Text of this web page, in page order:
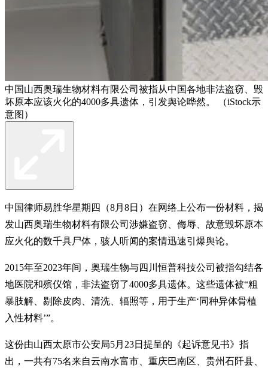
中国山西奥瑞生物材料有限公司被指从中国各地非法盗窃、毁
坏原本应该火化的4000多具遗体，引发舆论哗然。 （iStock示
意图）
中国律师易胜华星期四（8月8日）在网络上公布一份材料，揭
发山西奥瑞生物材料有限公司涉嫌盗窃、侮辱、故意毁坏原本
应火化的数千具尸体，骇人听闻的案情迅速引爆舆论。
2015年至2023年间，奥瑞生物与四川恒普科技公司被指勾结各
地医院和殡仪馆，非法盗窃了4000多具遗体。这些遗体被“粗
暴肢解、剔除皮肉、清洗、辐照等，用于生产‘同种异体骨植
入性材料’”。
这份由山西太原市公安局5月23日提呈的《起诉意见书》指
出，一共有75名来自云南水富市、重庆巴南区、贵州石阡县、